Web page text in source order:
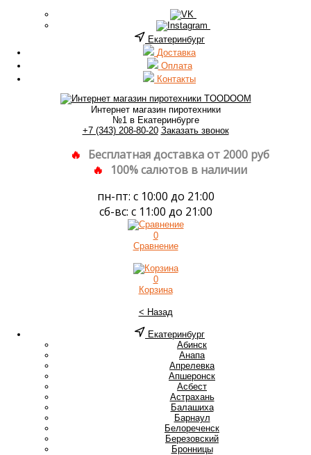
Екатеринбург
Доставка
Оплата
Контакты
Интернет магазин пиротехники
№1 в Екатеринбурге
+7 (343) 208-80-20 Заказать звонок
Бесплатная доставка от 2000 руб
100% салютов в наличии
пн-пт: с 10:00 до 21:00
сб-вс: с 11:00 до 21:00
0
Сравнение
0
Корзина
< Назад
Екатеринбург
Абинск
Анапа
Апрелевка
Апшеронск
Асбест
Астрахань
Балашиха
Барнаул
Белореченск
Березовский
Бронницы